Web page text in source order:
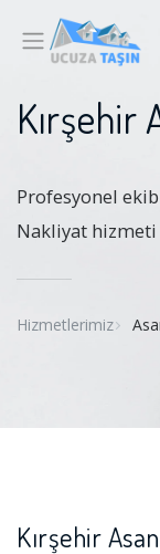
Kırşehir
Profesyonel
Nakliyat
Hizmetlerimiz
Kırşehir